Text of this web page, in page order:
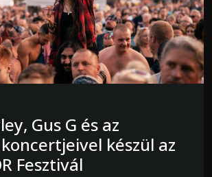
Gus G és az
készül az
Fesztivál